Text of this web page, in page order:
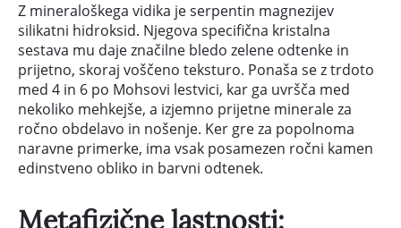
Z mineraloškega vidika je serpentin magnezijev
silikatni hidroksid. Njegova specifična kristalna
sestava mu daje značilne bledo zelene odtenke in
prijetno, skoraj voščeno teksturo. Ponaša se z trdoto
med 4 in 6 po Mohsovi lestvici, kar ga uvršča med
nekoliko mehkejše, a izjemno prijetne minerale za
ročno obdelavo in nošenje. Ker gre za popolnoma
naravne primerke, ima vsak posamezen ročni kamen
edinstveno obliko in barvni odtenek.
Metafizične lastnosti: